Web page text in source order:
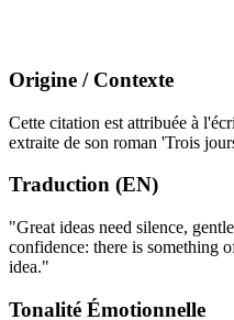
Origine / Contexte
Cette citation est attribuée à
extraite de son roman 'Trois
Traduction (EN)
"Great ideas need silence,
confidence: there is something
idea."
Tonalité Émotionnelle